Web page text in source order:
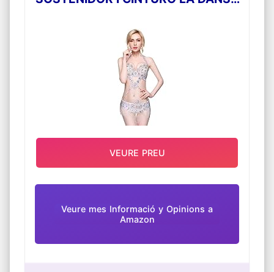
VENTRE DONA SEXY PLATA
BRILLANT SOSTENIDOR PER A
PENJAR DEL VENTRE CINTURÓ DE
MALUC VESTIT
Veure mes Informació y Opinions a
Amazon
VEURE PREU